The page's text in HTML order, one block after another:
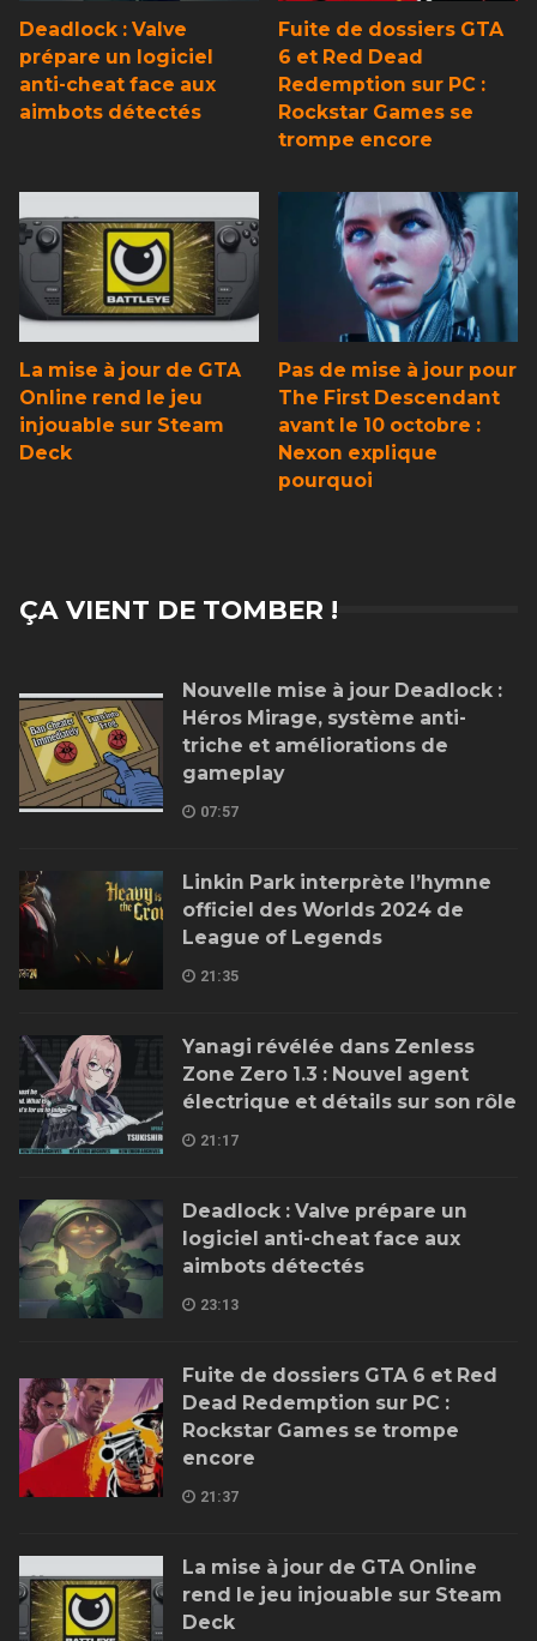
Deadlock : Valve
prépare un logiciel
anti-cheat face aux
aimbots détectés
Fuite de dossiers GTA
6 et Red Dead
Redemption sur PC :
Rockstar Games se
trompe encore
La mise à jour de GTA
Online rend le jeu
injouable sur Steam
Deck
Pas de mise à jour pour
The First Descendant
avant le 10 octobre :
Nexon explique
pourquoi
ÇA VIENT DE TOMBER !
Nouvelle mise à jour Deadlock :
Héros Mirage, système anti-
triche et améliorations de
gameplay
07:57
Linkin Park interprète l’hymne
officiel des Worlds 2024 de
League of Legends
21:35
Yanagi révélée dans Zenless
Zone Zero 1.3 : Nouvel agent
électrique et détails sur son rôle
21:17
Deadlock : Valve prépare un
logiciel anti-cheat face aux
aimbots détectés
23:13
Fuite de dossiers GTA 6 et Red
Dead Redemption sur PC :
Rockstar Games se trompe
encore
21:37
La mise à jour de GTA Online
rend le jeu injouable sur Steam
Deck